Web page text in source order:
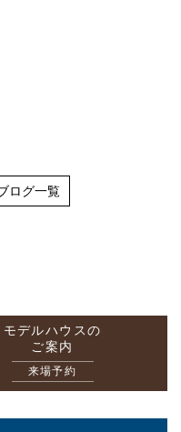
ログ一覧
モデルハウスの
ご案内
来場予約